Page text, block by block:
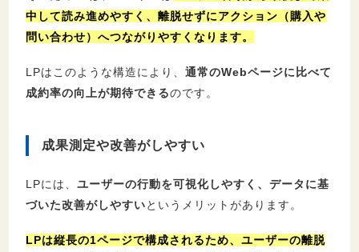
中して読み進めやすく、離脱せずにアクション（購入や
問い合わせ）へつながりやすくなります。
LPはこのような構造により、 通常のWebページに比べて
成約率の向上が期待できるのです。
成果測定や改善がしやすい
LPには、 ユーザーの行動を可視化しやすく、データに基
づいた改善がしやすいというメリットがあります。
LPは縦長の1ページで構成されるため、 ユーザーの離脱